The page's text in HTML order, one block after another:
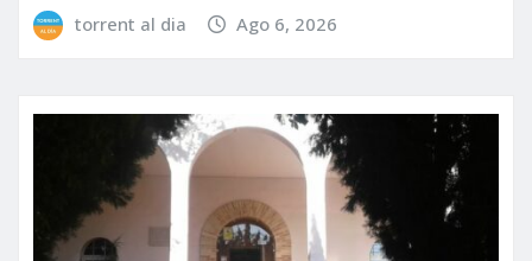
torrent al dia Ago 6, 2026